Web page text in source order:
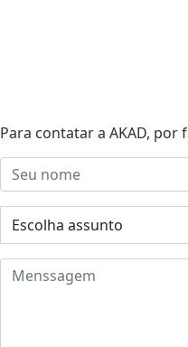
Para contatar a AKAD,